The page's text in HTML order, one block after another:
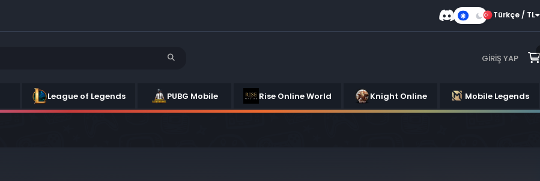
Karanlık
Türkçe / TL
GIRIŞ YAP
League of Legends PUBG Mobile Rise Online World Knight Online Mobile Legends